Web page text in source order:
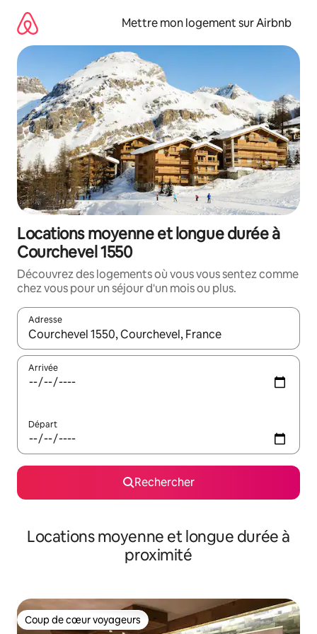
directement
contenu
Mettre mon logement sur Airbnb
Locations moyenne et longue durée à
Courchevel 1550
Découvrez des logements où vous vous sentez comme
chez vous pour un séjour d'un mois ou plus.
Adresse
Lorsque les résultats s'affichent, utilisez les flèches vers le
Arrivée
Départ
Rechercher
Locations moyenne et longue durée à
proximité
Coup de cœur voyageurs
Coup de cœur voyageurs